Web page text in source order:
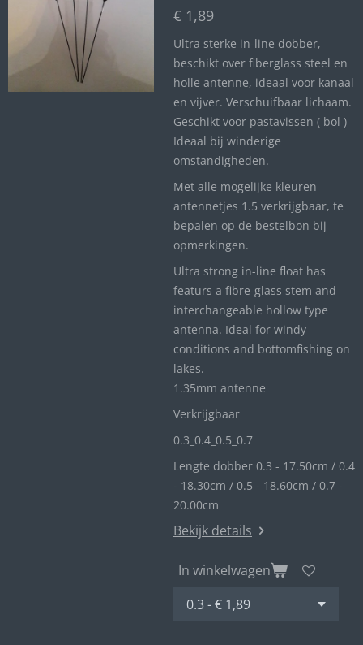
€ 1,89
Ultra sterke in-line dobber,
beschikt over fiberglass steel en
holle antenne, ideaal voor kanaal
en vijver. Verschuifbaar lichaam.
Geschikt voor pastavissen ( bol )
Ideaal bij winderige
omstandigheden.
Met alle mogelijke kleuren
antennetjes 1.5 verkrijgbaar, te
bepalen op de bestelbon bij
opmerkingen.
Ultra strong in-line float has
featurs a fibre-glass stem and
interchangeable hollow type
antenna. Ideal for windy
conditions and bottomfishing on
lakes.
1.35mm antenne
Verkrijgbaar
0.3_ 0.4_ 0.5_0.7
Lengte dobber 0.3 - 17.50cm / 0.4
- 18.30cm / 0.5 - 18.60cm / 0.7 -
20.00cm
Bekijk details
In winkelwagen